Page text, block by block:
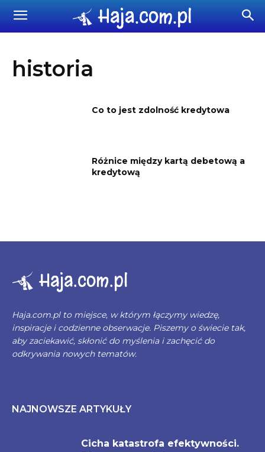
Haja.com.pl
historia
Co to jest zdolność kredytowa
Różnice między kartą debetową a
kredytową
Haja.com.pl
Haja.com.pl to miejsce, w którym łączymy wiedzę,
inspiracje i codzienne obserwacje. Piszemy o świecie tak,
aby zaciekawić, skłonić do myślenia i zachęcić do
odkrywania nowych tematów.
NAJNOWSZE ARTYKUŁY
Cicha katastrofa efektywności.